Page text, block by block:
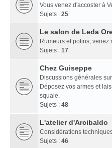
Vous venez d'accoster à
Sujets : 25
Le salon de Leda
Rumeurs et potins, venez
Sujets : 17
Chez Guiseppe
Discussions générales
Déposez vos armes et
squale.
Sujets : 48
L'atelier d'Arcibaldo
Considérations
Sujets : 46